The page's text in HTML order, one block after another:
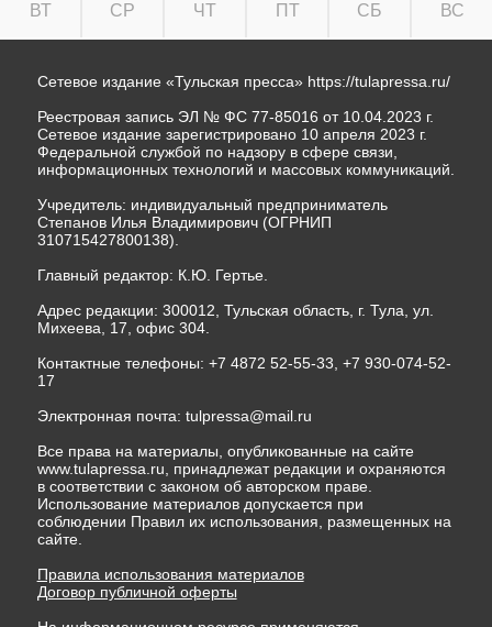
ВТ СР ЧТ ПТ СБ ВС
Сетевое издание «Тульская пресса» https://tulapressa.ru/
Реестровая запись ЭЛ № ФС 77-85016 от 10.04.2023 г.
Сетевое издание зарегистрировано 10 апреля 2023 г.
Федеральной службой по надзору в сфере связи,
информационных технологий и массовых коммуникаций.
Учредитель: индивидуальный предприниматель
Степанов Илья Владимирович (ОГРНИП
310715427800138).
Главный редактор: К.Ю. Гертье.
Адрес редакции: 300012, Тульская область, г. Тула, ул.
Михеева, 17, офис 304.
Контактные телефоны: +7 4872 52-55-33, +7 930-074-52-
17
Электронная почта: tulpressa@mail.ru
Все права на материалы, опубликованные на сайте
www.tulapressa.ru, принадлежат редакции и охраняются
в соответствии с законом об авторском праве.
Использование материалов допускается при
соблюдении Правил их использования, размещенных на
сайте.
Правила использования материалов
Договор публичной оферты